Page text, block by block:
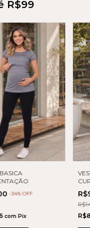
R$99
-34% OFF
com Pix